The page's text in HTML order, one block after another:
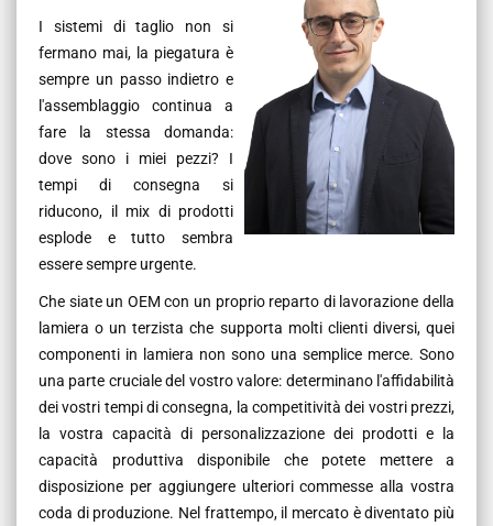
I sistemi di taglio non si
fermano mai, la piegatura è
sempre un passo indietro e
l'assemblaggio continua a
fare la stessa domanda:
dove sono i miei pezzi? I
tempi di consegna si
riducono, il mix di prodotti
esplode e tutto sembra
essere sempre urgente.
Che siate un OEM con un proprio reparto di lavorazione della
lamiera o un terzista che supporta molti clienti diversi, quei
componenti in lamiera non sono una semplice merce. Sono
una parte cruciale del vostro valore: determinano l'affidabilità
dei vostri tempi di consegna, la competitività dei vostri prezzi,
la vostra capacità di personalizzazione dei prodotti e la
capacità produttiva disponibile che potete mettere a
disposizione per aggiungere ulteriori commesse alla vostra
coda di produzione. Nel frattempo, il mercato è diventato più